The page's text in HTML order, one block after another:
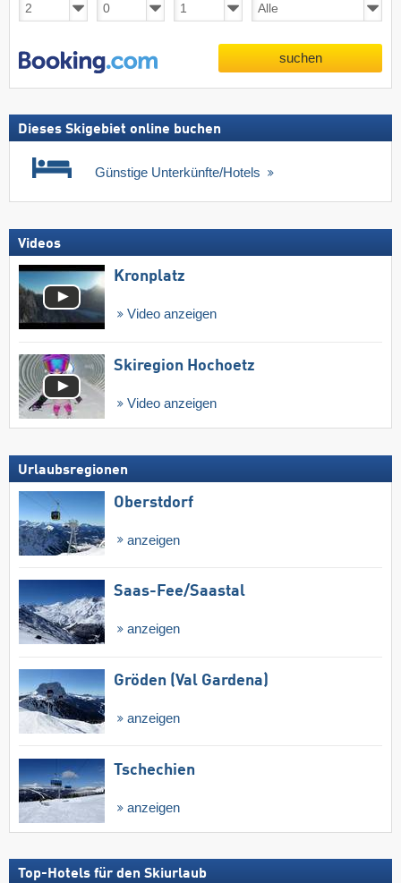
suchen
Dieses Skigebiet online buchen
Günstige Unterkünfte/Hotels
Videos
Kronplatz
Video anzeigen
Skiregion Hochoetz
Video anzeigen
Urlaubsregionen
Oberstdorf
anzeigen
Saas-Fee/​Saastal
anzeigen
Gröden (Val Gardena)
anzeigen
Tschechien
anzeigen
Top-Hotels für den Skiurlaub